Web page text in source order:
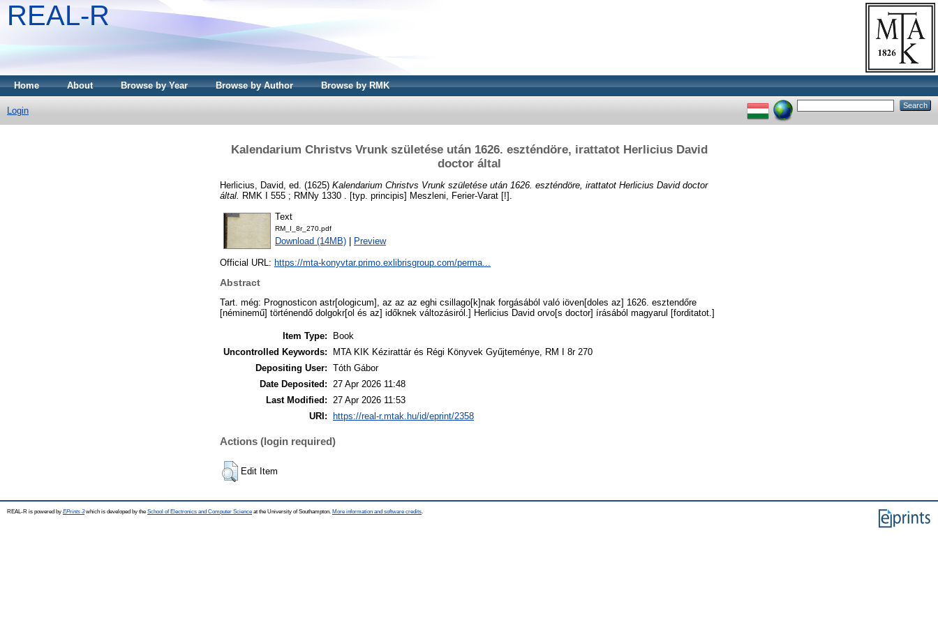
REAL-R
Home About Browse by Year Browse by Author Browse by RMK
Login
Kalendarium Christvs Vrunk születése után 1626. eszténdöre, irattatot Herlicius David
doctor által
Herlicius, David , ed. (1625) Kalendarium Christvs Vrunk születése után 1626. eszténdöre, irattatot Herlicius David doctor
által. RMK I 555 ; RMNy 1330 . [typ. principis] Meszleni, Ferier-Varat [!].
Text
RM_I_8r_270.pdf
Download (14MB) Preview
Official URL: https://mta-konyvtar.primo.exlibrisgroup.com/perma...
Abstract
Tart. még: Prognosticon astr[ologicum], az az az eghi csillago[k]nak forgásából való iöven[doles az] 1626. esztendőre
[néminemű] történendő dolgokr[ol és az] időknek változásiról.] Herlicius David orvo[s doctor] írásából magyarul [forditatot.]
Item Type:
Book
Uncontrolled Keywords:
MTA KIK Kézirattár és Régi Könyvek Gyűjteménye, RM I 8r 270
Depositing User: Tóth Gábor
Date Deposited:
27 Apr 2026 11:48
Last Modified:
27 Apr 2026 11:53
URI:
https://real-r.mtak.hu/id/eprint/2358
Actions (login required)
Edit Item
REAL-R is powered by EPrints 3which is developed by the School of Electronics and Computer Science at the University of Southampton. More information and software credits